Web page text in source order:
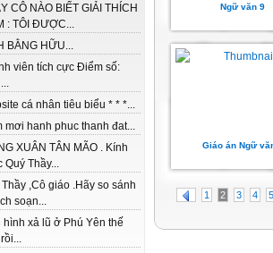
CÔ NÀO BIẾT GIẢI THÍCH
: TÔI ĐƯỢC...
BẰNG HỮU...
viên tích cực Điểm số:
cá nhân tiêu biểu * * *...
mơi hanh phuc thanh đat...
XUÂN TÂN MÃO . Kính
Quý Thầy...
,Cô giáo .Hãy so sánh
soạn...
hình xả lũ ở Phú Yên thế
Ngữ văn 9
Giáo án Ngữ
1 2 3 4 5